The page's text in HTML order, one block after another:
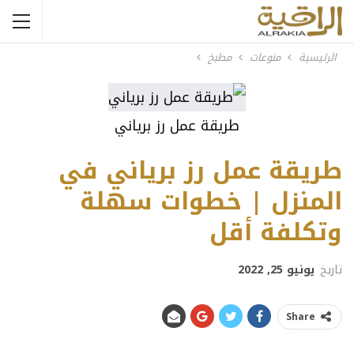
الرئيسية منوعات مطبخ
طريقة عمل رز برياني
طريقة عمل رز برياني في
المنزل | خطوات سهلة
وتكلفة أقل
تاريخ يونيو 25, 2022
Share